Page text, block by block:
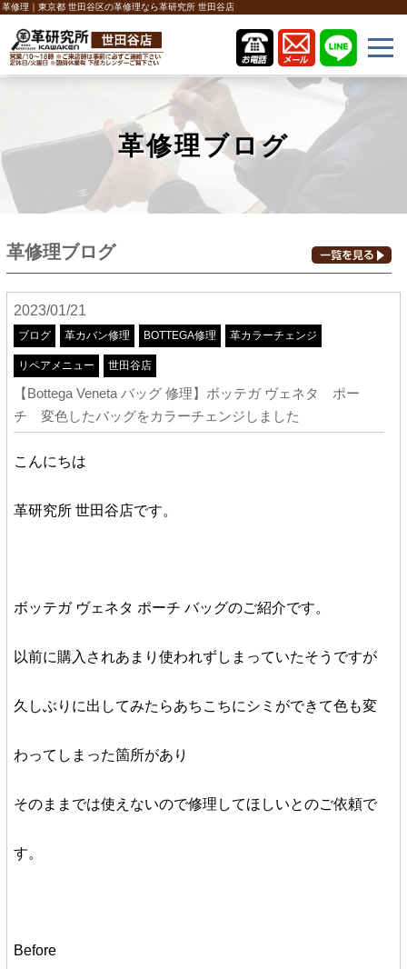
革修理｜東京都 世田谷区の革修理なら革研究所 世田谷店
革修理ブログ
革修理ブログ
2023/01/21
ブログ 革カバン修理 BOTTEGA修理 革カラーチェンジ
リペアメニュー 世田谷店
【Bottega Veneta バッグ 修理】ボッテガ ヴェネタ ポー
チ 変色したバッグをカラーチェンジしました
こんにちは
革研究所 世田谷店です。
ボッテガ ヴェネタ ポーチ バッグのご紹介です。
以前に購入されあまり使われずしまっていたそうですが
久しぶりに出してみたらあちこちにシミができて色も変
わってしまった箇所があり
そのままでは使えないので修理してほしいとのご依頼で
す。
Before